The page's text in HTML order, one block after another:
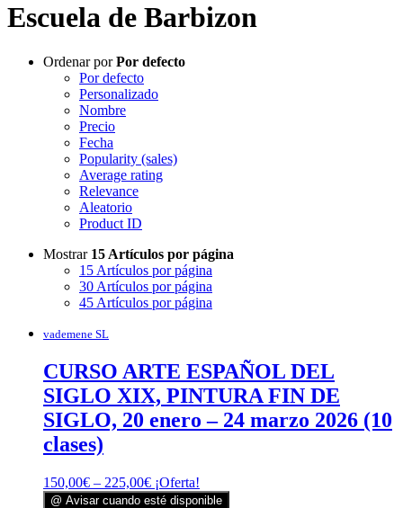
Escuela de Barbizon
Ordenar porPor defecto
Por defecto
Personalizado
Nombre
Precio
Fecha
Popularity (sales)
Average rating
Relevance
Aleatorio
Product ID
Mostrar 15 Artículos por página
15 Artículos por página
30 Artículos por página
45 Artículos por página
vademene SL
CURSO ARTE ESPAÑOL DEL
SIGLO XIX, PINTURA FIN DE
SIGLO, 20 enero – 24 marzo 2026 (10
clases)
150,00€ – 225,00€ ¡Oferta!
@ Avisar cuando esté disponible